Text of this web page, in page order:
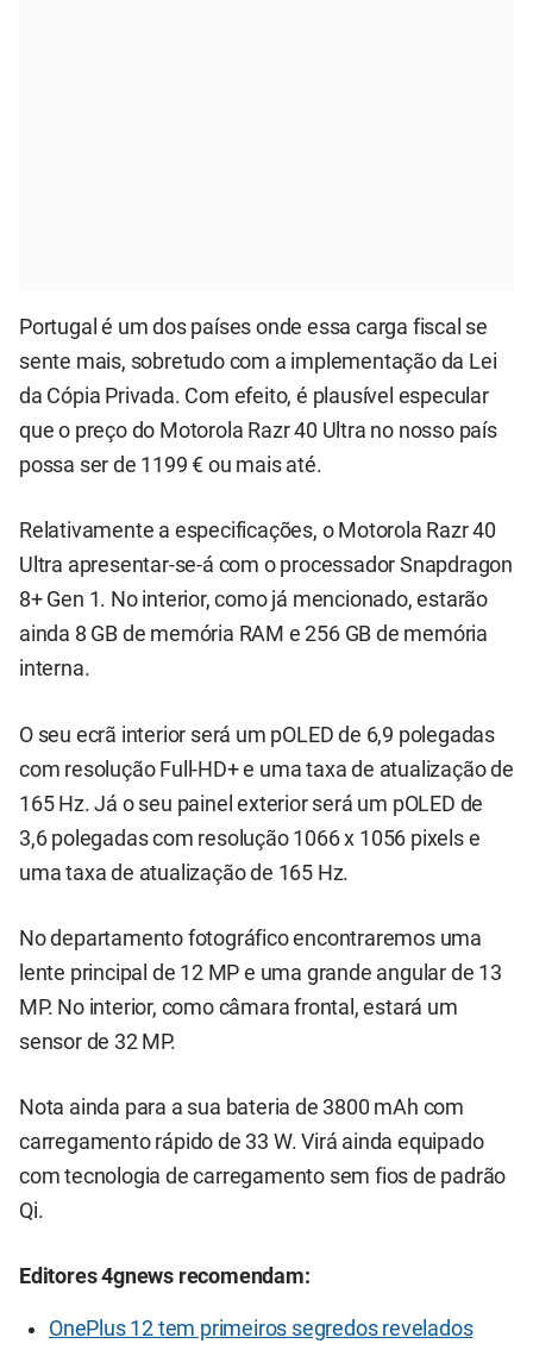
Portugal é um dos países onde essa carga fiscal se
sente mais, sobretudo com a implementação da Lei
da Cópia Privada. Com efeito, é plausível especular
que o preço do Motorola Razr 40 Ultra no nosso país
possa ser de 1199 € ou mais até.
Relativamente a especificações, o Motorola Razr 40
Ultra apresentar-se-á com o processador Snapdragon
8+ Gen 1. No interior, como já mencionado, estarão
ainda 8 GB de memória RAM e 256 GB de memória
interna.
O seu ecrã interior será um pOLED de 6,9 polegadas
com resolução Full-HD+ e uma taxa de atualização de
165 Hz. Já o seu painel exterior será um pOLED de
3,6 polegadas com resolução 1066 x 1056 pixels e
uma taxa de atualização de 165 Hz.
No departamento fotográfico encontraremos uma
lente principal de 12 MP e uma grande angular de 13
MP. No interior, como câmara frontal, estará um
sensor de 32 MP.
Nota ainda para a sua bateria de 3800 mAh com
carregamento rápido de 33 W. Virá ainda equipado
com tecnologia de carregamento sem fios de padrão
Qi.
Editores 4gnews recomendam:
OnePlus 12 tem primeiros segredos revelados